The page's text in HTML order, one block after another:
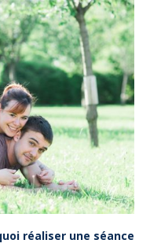
réaliser une séance